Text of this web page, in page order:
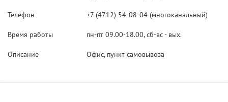
Телефон +7 (4712) 54-08-04 (многоканальный)
Время работы пн-пт 09.00-18.00, сб-вс - вых.
Описание Офис, пункт самовывоза